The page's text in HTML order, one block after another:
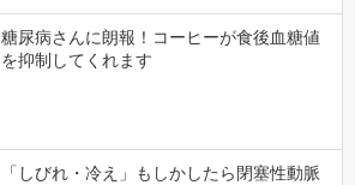
糖尿病さんに朗報！コーヒーが食後血糖値
を抑制してくれます
「しびれ・冷え」もしかしたら閉塞性動脈